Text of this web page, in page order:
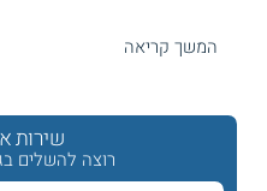
מרבית מי שניגשים להשלים
במסגרת קורס במכון הכנה,
ישנם גם מי שבוחרים ללמוד
המשך קריאה
שירות
רוצה להשלים